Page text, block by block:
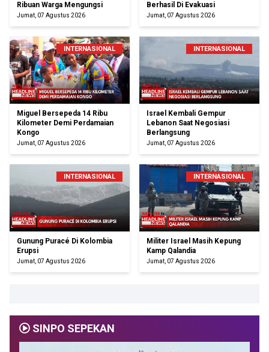
Ribuan Warga Mengungsi
Jumat, 07 Agustus 2026
Berhasil Di Evakuasi
Jumat, 07 Agustus 2026
INTERNASIONAL
Miguel Bersepeda 14 Ribu
Kilometer Demi Perdamaian
Kongo
Jumat, 07 Agustus 2026
INTERNASIONAL
Israel Kembali Gempur
Lebanon Saat Negosiasi
Berlangsung
Jumat, 07 Agustus 2026
INTERNASIONAL
Gunung Puracé Di Kolombia
Erupsi
Jumat, 07 Agustus 2026
INTERNASIONAL
Militer Israel Masih Kepung
Kamp Qalandia
Jumat, 07 Agustus 2026
SINPO SEPEKAN